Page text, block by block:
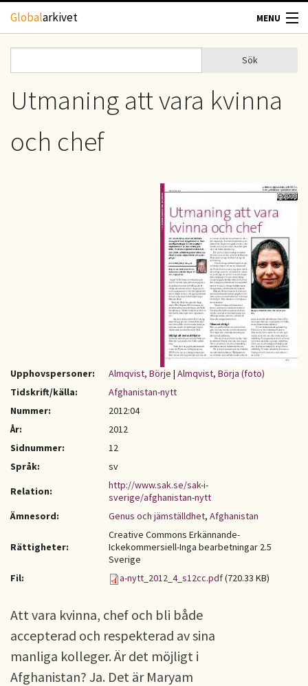
Hoppa till huvudinnehåll
Globalarkivet MENU
TIDSKRIFTER
Sökformulär
Sök
Utmaning att vara kvinna
och chef
Upphovspersoner: Almqvist, Börje | Almqvist, Börja (foto)
Tidskrift/källa:
Afghanistan-nytt
Nummer:
2012:04
År:
2012
Sidnummer:
12
Språk:
sv
Relation:
http://www.sak.se/sak-i-
sverige/afghanistan-nytt
Ämnesord:
Genus och jämställdhet, Afghanistan
Rättigheter:
Creative Commons Erkännande-
Ickekommersiell-Inga bearbetningar 2.5
Sverige
Fil:
a-nytt_2012_4_s12cc.pdf(720.33 KB)
Att vara kvinna, chef och bli både
accepterad och respekterad av sina
manliga kolleger. Är det möjligt i
Afghanistan? Ja. Det är Maryam